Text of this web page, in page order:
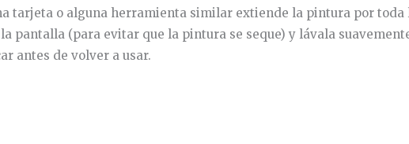
tarjeta o alguna herramienta similar extiende la pintura por
pantalla (para evitar que la pintura se seque) y lávala
antes de volver a usar.